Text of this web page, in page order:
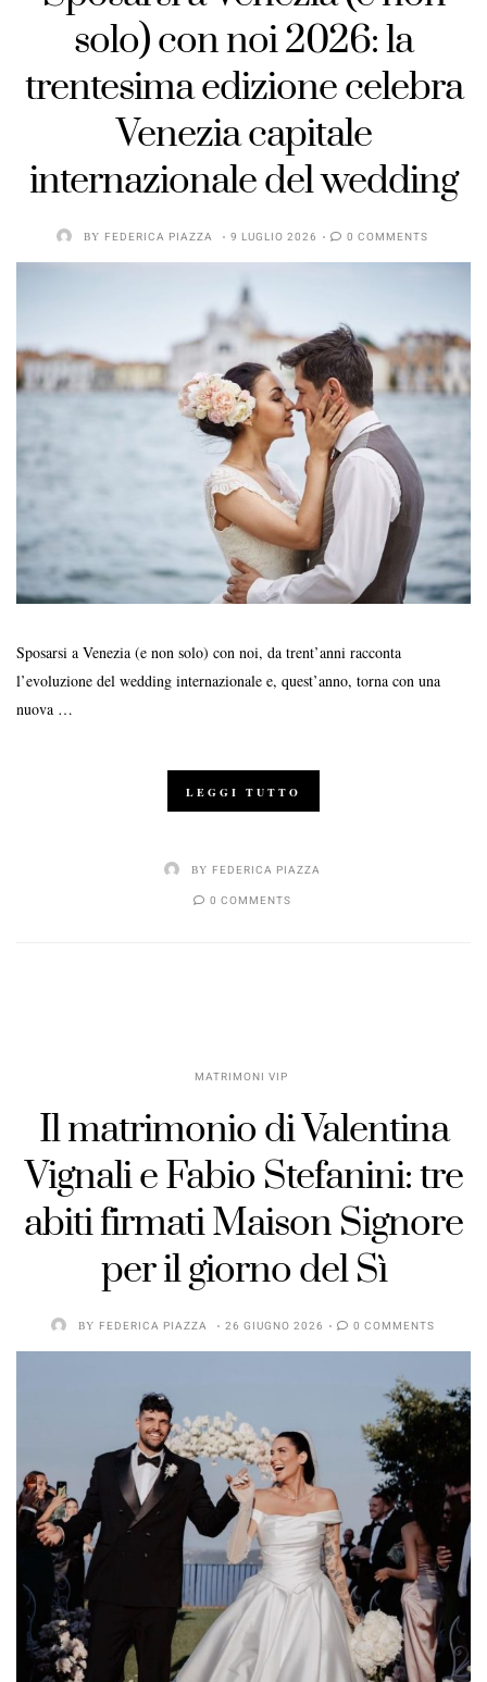
solo) con noi 2026: la
trentesima edizione celebra
Venezia capitale
internazionale del wedding
BY FEDERICA PIAZZA 9 LUGLIO 2026 0 COMMENTS
Sposarsi a Venezia (e non solo) con noi, da trent’anni racconta
l’evoluzione del wedding internazionale e, quest’anno, torna con una
nuova …
LEGGI TUTTO
BY FEDERICA PIAZZA
0 COMMENTS
MATRIMONI VIP
Il matrimonio di Valentina
Vignali e Fabio Stefanini: tre
abiti firmati Maison Signore
per il giorno del Sì
BY FEDERICA PIAZZA 26 GIUGNO 2026 0 COMMENTS